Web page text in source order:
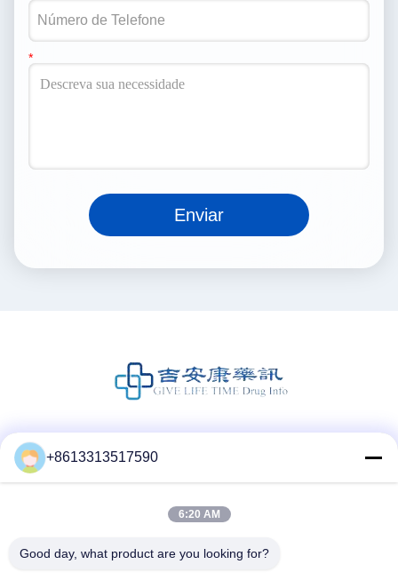
Enviar
+8613313517590
6:20 AM
Good day, what product are you looking for?